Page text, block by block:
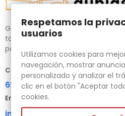
Gubias.com.es, tu tienda
tornos para bricolaje y
para tus necesidades.
Contacta con nosotros
696 95 85 58
Email
info@gubias.com.es
Respetamos la
usuarios
Utilizamos cookies para
navegación, mostrar
personalizado y analizar el
clic en el botón "Aceptar
cookies.